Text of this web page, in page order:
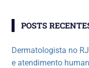
POSTS
Dermatologista no
e atendimento